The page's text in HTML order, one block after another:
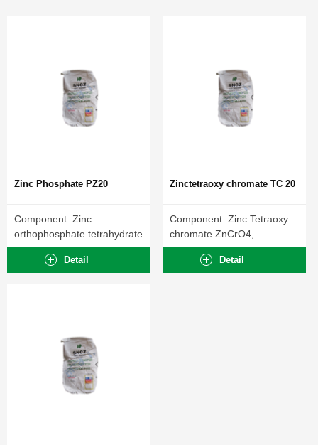
Zinc Phosphate PZ20
Component: Zinc
orthophosphate tetrahydrate
Zn3(PO4)2, 4 H2O
Detail
Zinctetraoxy chromate TC 20
Component: Zinc Tetraoxy
chromate ZnCrO4,
4Zn(OH)2.
Detail